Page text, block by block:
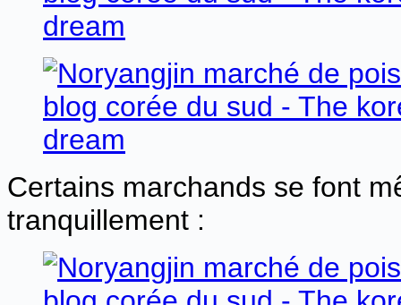
Certains marchands se font
tranquillement :